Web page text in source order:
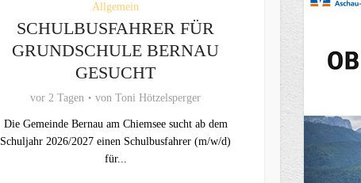
Allgemein
SCHULBUSFAHRER FÜR
GRUNDSCHULE BERNAU
GESUCHT
vor 2 Tagen von Toni Hötzelsperger
Die Gemeinde Bernau am Chiemsee sucht ab dem
Schuljahr 2026/2027 einen Schulbusfahrer (m/w/d)
für...